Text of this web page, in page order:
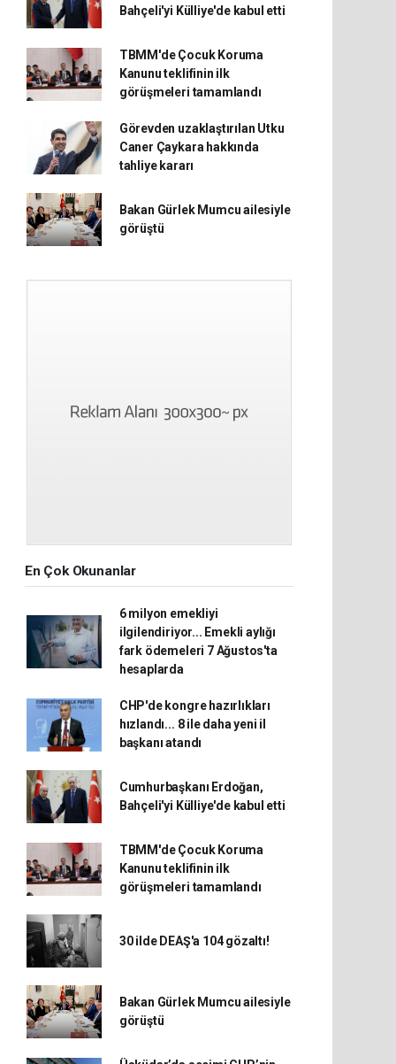
Bahçeli'yi Külliye'de kabul etti
TBMM'de Çocuk Koruma
Kanunu teklifinin ilk
görüşmeleri tamamlandı
Görevden uzaklaştırılan Utku
Caner Çaykara hakkında
tahliye kararı
Bakan Gürlek Mumcu ailesiyle
görüştü
En Çok Okunanlar
6 milyon emekliyi
ilgilendiriyor... Emekli aylığı
fark ödemeleri 7 Ağustos'ta
hesaplarda
CHP'de kongre hazırlıkları
hızlandı... 8 ile daha yeni il
başkanı atandı
Cumhurbaşkanı Erdoğan,
Bahçeli'yi Külliye'de kabul etti
TBMM'de Çocuk Koruma
Kanunu teklifinin ilk
görüşmeleri tamamlandı
30 ilde DEAŞ'a 104 gözaltı!
Bakan Gürlek Mumcu ailesiyle
görüştü